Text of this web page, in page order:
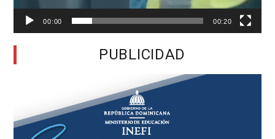
00:00 00:20
PUBLICIDAD